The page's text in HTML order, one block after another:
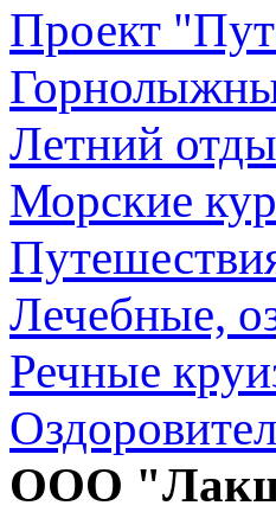
Проект
Летний
Морские
Лечебные,
Речные
ООО